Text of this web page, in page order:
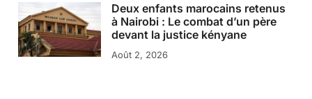
Deux enfants marocains retenus
à Nairobi : Le combat d’un père
devant la justice kényane
Août 2, 2026